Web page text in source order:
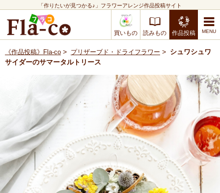
「作りたいが見つかる♪」フラワーアレンジ作品投稿サイト
買いもの 読みもの 作品投稿
《作品投稿》Fla-co > プリザーブド・ドライフラワー > シュワシュワ
サイダーのサマータルトリース